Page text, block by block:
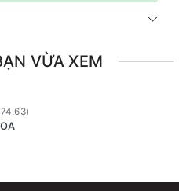
VỪA XEM